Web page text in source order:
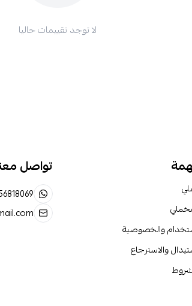
لا توجد تقييمات حاليا
والخصوصية
والاسترجاع
تواصل